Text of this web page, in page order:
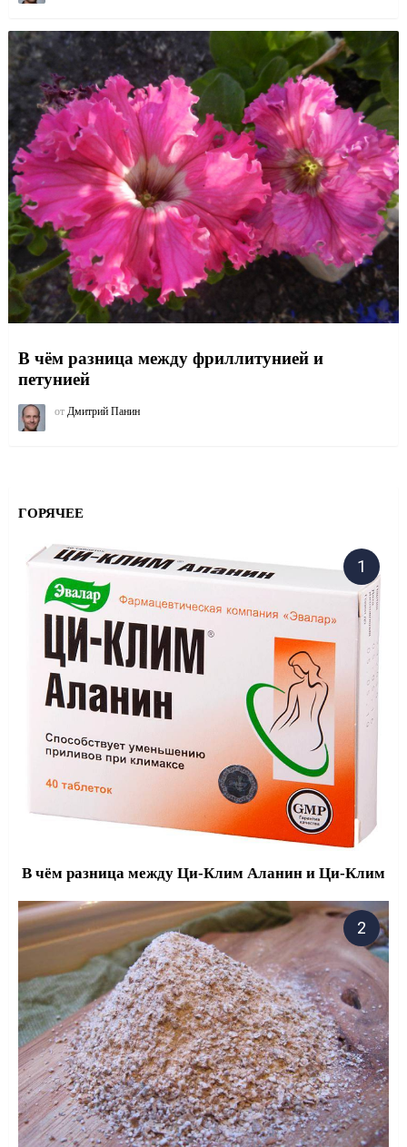
В чём разница между фриллитунией и
петунией
от Дмитрий Панин
ГОРЯЧЕЕ
В чём разница между Ци-Клим Аланин и Ци-Клим